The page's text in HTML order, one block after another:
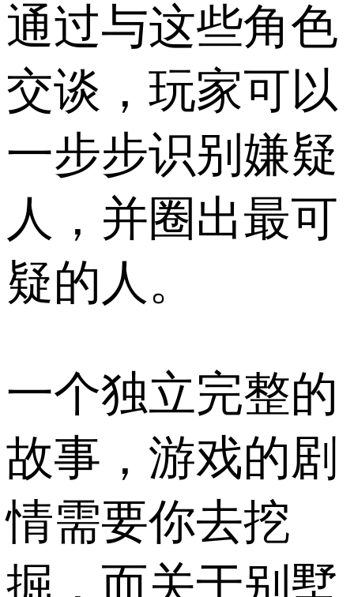
通过与这些角色
交谈，玩家可以
一步步识别嫌疑
人，并圈出最可
疑的人。
一个独立完整的
故事，游戏的剧
情需要你去挖
掘，而关于别墅